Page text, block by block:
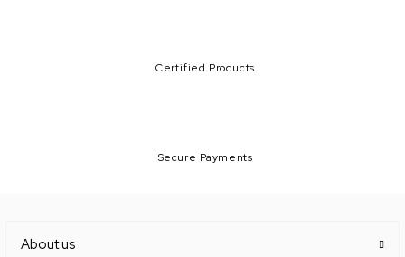
Certified Products
Secure Payments
About us